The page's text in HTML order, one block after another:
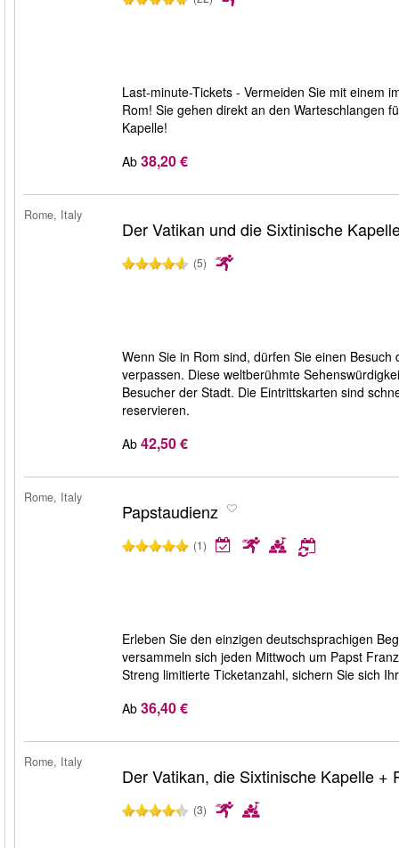
Last-minute-Tickets - Vermeiden Sie mit einem
Rom! Sie gehen direkt an den Warteschlangen
Kapelle!
Ab 38,20 €
Rome, Italy
Der Vatikan und die Sixtinische
(5)
Wenn Sie in Rom sind, dürfen Sie einen
verpassen. Diese weltberühmte
Besucher der Stadt. Die Eintrittskarten sind
reservieren.
Ab 42,50 €
Rome, Italy
Papstaudienz
(1)
Erleben Sie den einzigen deutschsprachigen
versammeln sich jeden Mittwoch um Papst
Streng limitierte Ticketanzahl, sichern Sie sich
Ab 36,40 €
Rome, Italy
Der Vatikan, die Sixtinische Kapelle +
(3)